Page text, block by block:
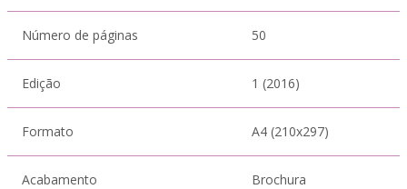
Número de páginas 50
Edição 1 (2016)
Formato A4 (210x297)
Acabamento Brochura